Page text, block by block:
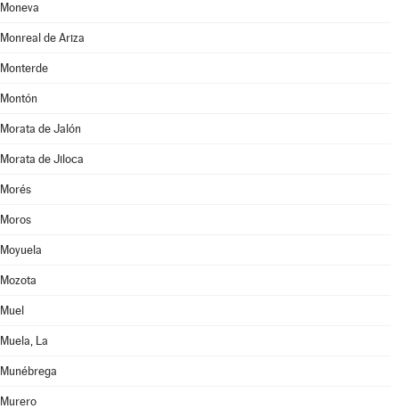
Moneva
Monreal de Ariza
Monterde
Montón
Morata de Jalón
Morata de Jiloca
Morés
Moros
Moyuela
Mozota
Muel
Muela, La
Munébrega
Murero